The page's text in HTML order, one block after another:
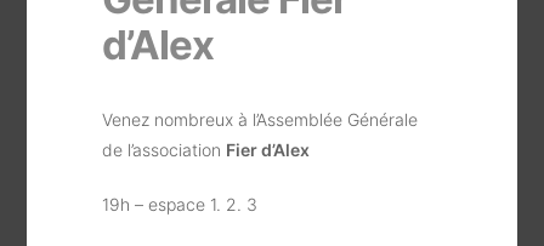
d’Alex
Venez nombreux à l’Assemblée Générale
de l’association Fier d’Alex
19h – espace 1. 2. 3